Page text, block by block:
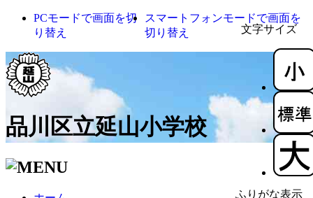
文字サイズ
ふりがな表示
PCモードで画面を切
り替え
スマートフォンモードで画面を
切り替え
品川区立延山小学校